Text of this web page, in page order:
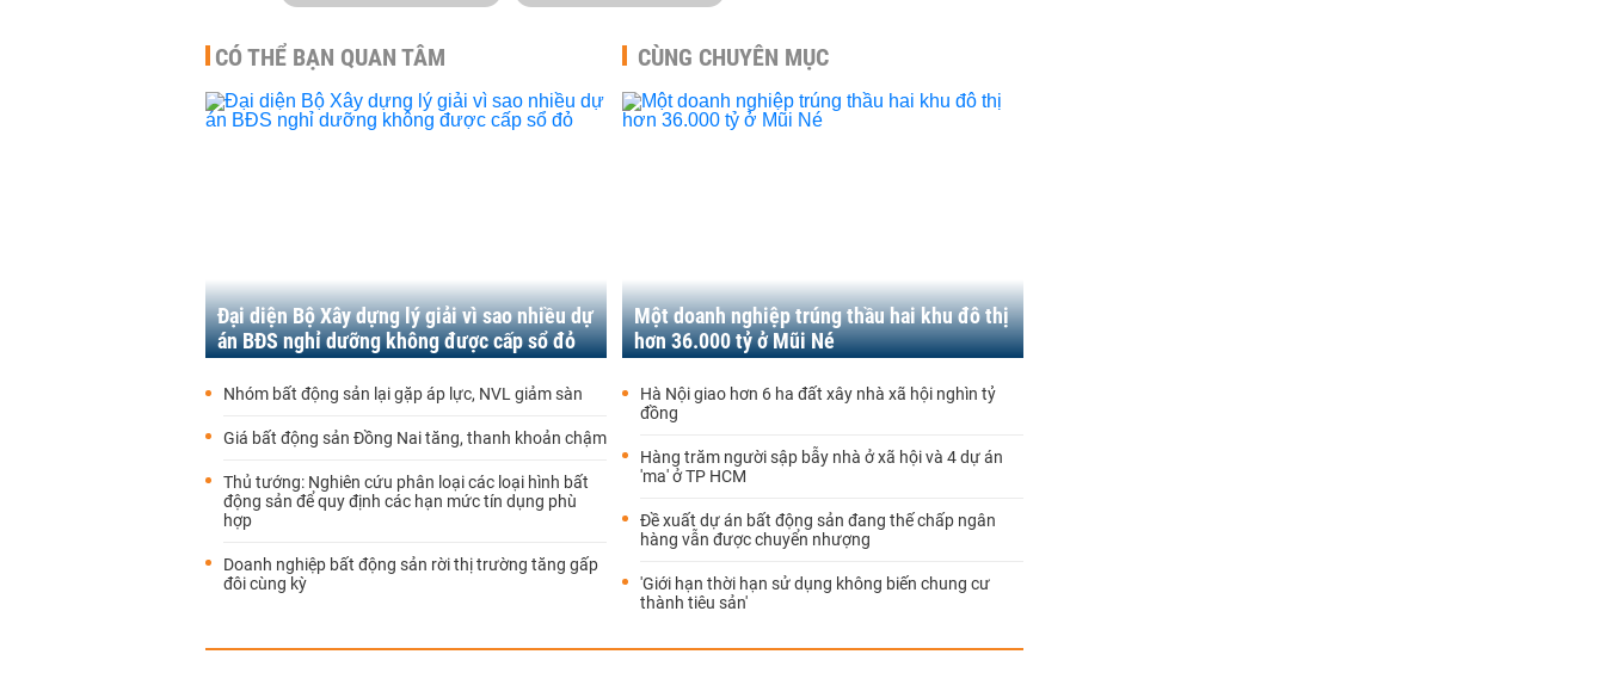
CÓ THỂ BẠN QUAN TÂM
Đại diện Bộ Xây dựng lý giải vì sao nhiều dự
án BĐS nghỉ dưỡng không được cấp sổ đỏ
Nhóm bất động sản lại gặp áp lực, NVL giảm sàn
Giá bất động sản Đồng Nai tăng, thanh khoản chậm
Thủ tướng: Nghiên cứu phân loại các loại hình bất
động sản để quy định các hạn mức tín dụng phù
hợp
Doanh nghiệp bất động sản rời thị trường tăng gấp
đôi cùng kỳ
CÙNG CHUYÊN MỤC
Một doanh nghiệp trúng thầu hai khu đô thị
hơn 36.000 tỷ ở Mũi Né
Hà Nội giao hơn 6 ha đất xây nhà xã hội nghìn tỷ
đồng
Hàng trăm người sập bẫy nhà ở xã hội và 4 dự án
'ma' ở TP HCM
Đề xuất dự án bất động sản đang thế chấp ngân
hàng vẫn được chuyển nhượng
'Giới hạn thời hạn sử dụng không biến chung cư
thành tiêu sản'